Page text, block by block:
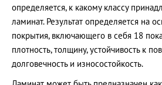
определяется, к какому классу
ламинат. Результат определяется на
покрытия, включающего в себя 18
плотность, толщину, устойчивость к
долговечность и износостойкость.